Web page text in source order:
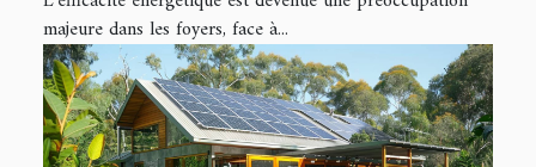
majeure dans les foyers, face à...